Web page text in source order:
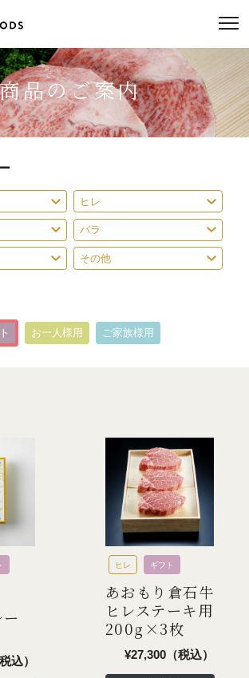
商品のご案内
ヒレ
バラ
その他
お一人様用 ご家族様用
込）
ヒレ ギフト
あおもり倉石牛
ヒレステーキ用
200g×3枚
¥27,300（税込）